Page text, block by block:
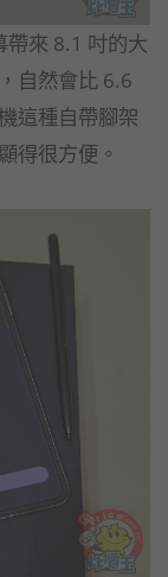
來 8.1 吋的大
自然會比 6.6
這種自帶腳架
得很方便。